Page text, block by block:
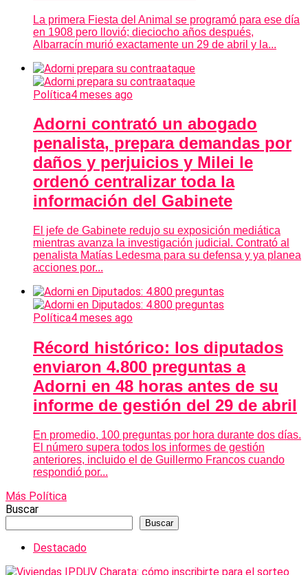
La primera Fiesta del Animal se programó para ese día
en 1908 pero llovió; dieciocho años después,
Albarracín murió exactamente un 29 de abril y la...
Política4 meses ago
Adorni contrató un abogado
penalista, prepara demandas por
daños y perjuicios y Milei le
ordenó centralizar toda la
información del Gabinete
El jefe de Gabinete redujo su exposición mediática
mientras avanza la investigación judicial. Contrató al
penalista Matías Ledesma para su defensa y ya planea
acciones por...
Política4 meses ago
Récord histórico: los diputados
enviaron 4.800 preguntas a
Adorni en 48 horas antes de su
informe de gestión del 29 de abril
En promedio, 100 preguntas por hora durante dos días.
El número supera todos los informes de gestión
anteriores, incluido el de Guillermo Francos cuando
respondió por...
Más Política
Buscar
Buscar
Destacado